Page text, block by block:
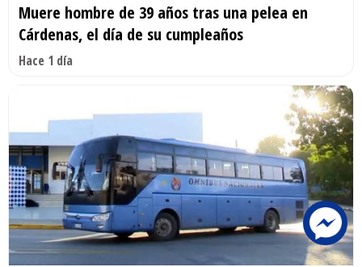
Muere hombre de 39 años tras una pelea en
Cárdenas, el día de su cumpleaños
Hace 1 día